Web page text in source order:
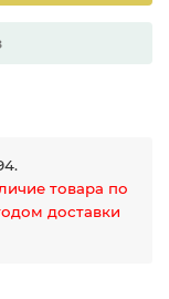
товара по
доставки